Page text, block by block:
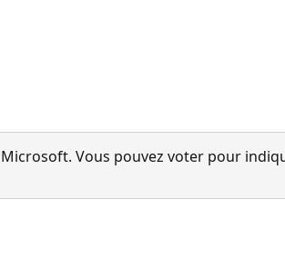
Vous pouvez voter pour